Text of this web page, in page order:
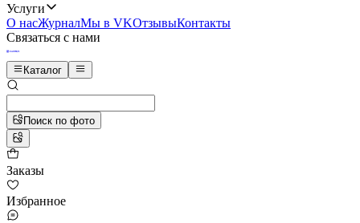
Услуги
О насЖурналМы в VKОтзывыКонтакты
Связаться с нами
Каталог
Поиск по фото
Заказы
Избранное